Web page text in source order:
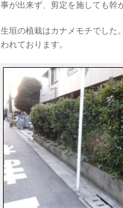
事が出来ず、剪定を施しても幹
生垣の植栽はカナメモチでした
われております。